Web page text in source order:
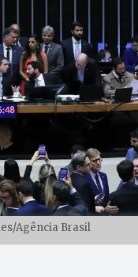
Agência Brasil